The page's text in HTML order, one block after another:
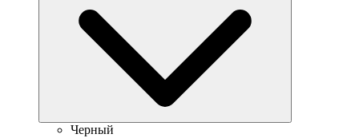
Черный